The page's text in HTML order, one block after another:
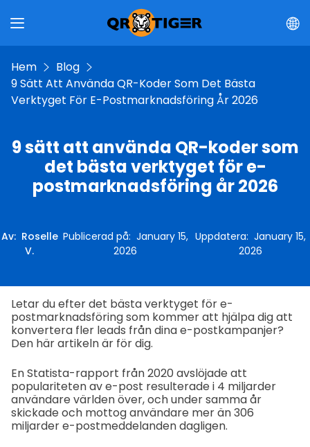
Hem
Blog
9 Sätt Att Använda QR-Koder Som Det Bästa
Verktyget För E-Postmarknadsföring År 2026
9 sätt att använda QR-koder som
det bästa verktyget för e-
postmarknadsföring år 2026
Av: Roselle
V.
Publicerad på: January 15,
2026
Uppdatera:January 15,
2026
Letar du efter det bästa verktyget för e-
postmarknadsföring som kommer att hjälpa dig att
konvertera fler leads från dina e-postkampanjer?
Den här artikeln är för dig.
En Statista-rapport från 2020 avslöjade att
populariteten av e-post resulterade i 4 miljarder
användare världen över, och under samma år
skickade och mottog användare mer än 306
miljarder e-postmeddelanden dagligen.